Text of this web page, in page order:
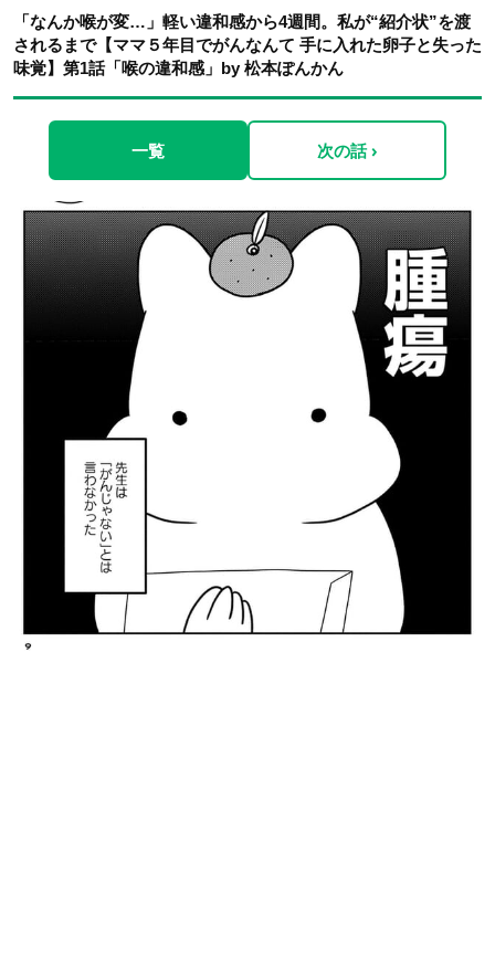
「なんか喉が変…」軽い違和感から4週間。私が“紹介状”を渡
されるまで【ママ５年目でがんなんて 手に入れた卵子と失った
味覚】第1話「喉の違和感」by 松本ぽんかん
一覧 次の話 ›